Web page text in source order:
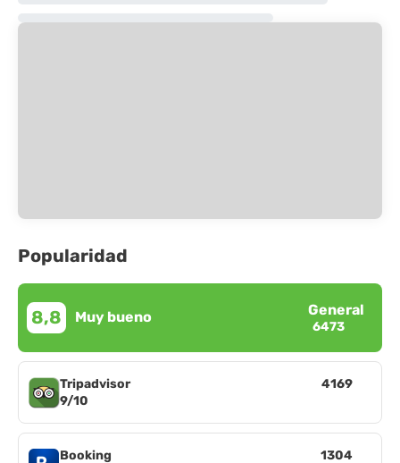
Popularidad
8,8 Muy bueno General
6473
Tripadvisor
9/10
4169
Booking
1304